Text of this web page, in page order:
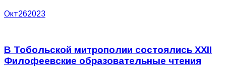
Окт262023
В Тобольской митрополии состоялись XXII
Филофеевские образовательные чтения